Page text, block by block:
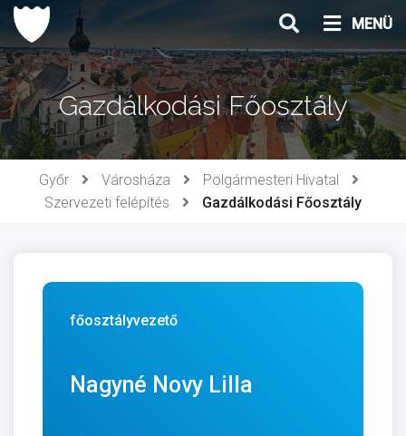
Ugrás
tartalomhoz
MENÜ
Gazdálkodási Főosztály
Győr Városháza
Polgármesteri Hivatal
Szervezeti felépítés
Gazdálkodási Főosztály
főosztályvezető
Nagyné Novy Lilla